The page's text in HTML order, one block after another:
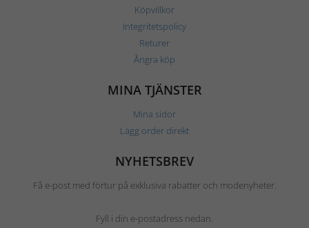
Köpvillkor
Integritetspolicy
Returer
Ångra köp
MINA TJÄNSTER
Mina sidor
Lägg order direkt
NYHETSBREV
Få e-post med förtur på exklusiva rabatter och modenyheter.
Fyll i din e-postadress nedan.